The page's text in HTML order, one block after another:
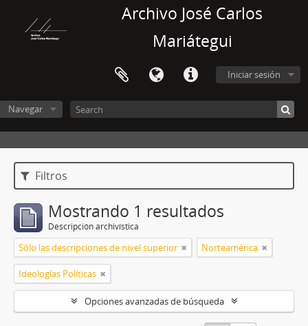
Archivo José Carlos
Mariátegui
Iniciar sesión
Navegar
Filtros
Mostrando 1 resultados
Descripción archivística
Sólo las descripciones de nivel superior Norteamérica
Ideologías Políticas
Opciones avanzadas de búsqueda